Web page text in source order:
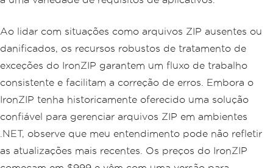
Ao lidar com situações como arquivos ZIP ausentes ou
danificados, os recursos robustos de tratamento de
exceções do IronZIP garantem um fluxo de trabalho
consistente e facilitam a correção de erros. Embora o
IronZIP tenha historicamente oferecido uma solução
confiável para gerenciar arquivos ZIP em ambientes
.NET, observe que meu entendimento pode não refletir
as atualizações mais recentes. Os preços do IronZIP